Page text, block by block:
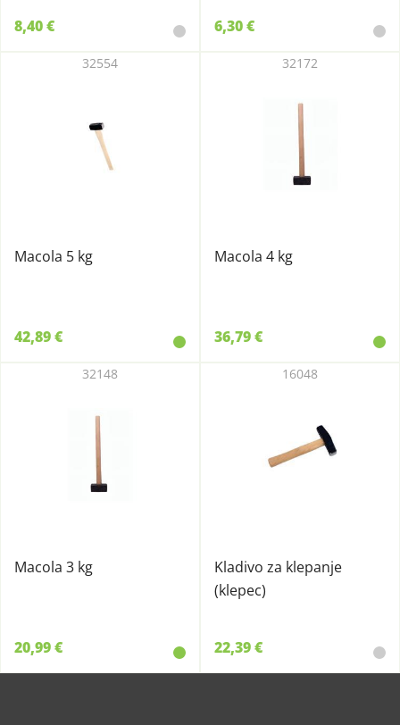
8,40 € 6,30 €
Macola 5 kg
32554
42,89 €
Macola 4 kg
32172
36,79 €
Macola 3 kg
32148
20,99 €
Kladivo za klepanje
(klepec)
16048
22,39 €